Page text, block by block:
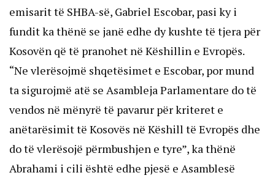
emisarit të SHBA-së, Gabriel Escobar, pasi ky i
fundit ka thënë se janë edhe dy kushte të tjera për
Kosovën që të pranohet në Këshillin e Evropës.
“Ne vlerësojmë shqetësimet e Escobar, por mund
ta sigurojmë atë se Asambleja Parlamentare do të
vendos në mënyrë të pavarur për kriteret e
anëtarësimit të Kosovës në Këshill të Evropës dhe
do të vlerësojë përmbushjen e tyre”, ka thënë
Abrahami i cili është edhe pjesë e Asamblesë